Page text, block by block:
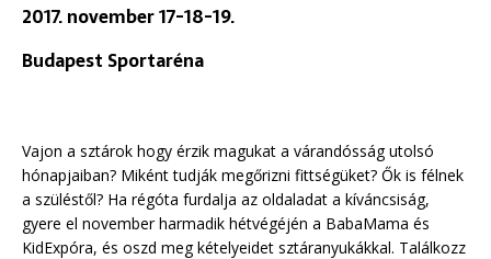
2017. november 17-18-19.
Budapest Sportaréna
Vajon a sztárok hogy érzik magukat a várandósság utolsó
hónapjaiban? Miként tudják megőrizni fittségüket? Ők is félnek
a szüléstől? Ha régóta furdalja az oldaladat a kíváncsiság,
gyere el november harmadik hétvégéjén a BabaMama és
KidExpóra, és oszd meg kételyeidet sztáranyukákkal. Találkozz